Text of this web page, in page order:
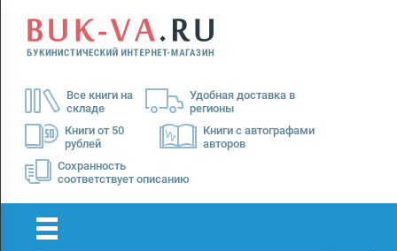
Все книги на
складе
Удобная доставка в
регионы
Книги от 50
рублей
Книги с автографами
авторов
Сохранность
соответствует описанию
Menu
Доставка
Оплата